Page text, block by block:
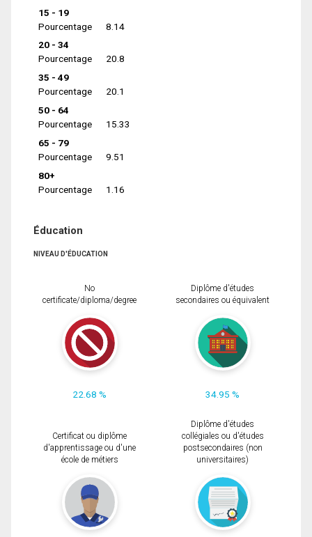
15 - 19
Pourcentage
8.14
20 - 34
Pourcentage
20.8
35 - 49
Pourcentage
20.1
50 - 64
Pourcentage
15.33
65 - 79
Pourcentage
9.51
80+
Pourcentage
1.16
Éducation
NIVEAU D'ÉDUCATION
No
certificate/diploma/degree
22.68 %
Diplôme d'études
secondaires ou équivalent
34.95 %
Certificat ou diplôme
d'apprentissage ou d'une
école de métiers
Diplôme d'études
collégiales ou d'études
postsecondaires (non
universitaires)